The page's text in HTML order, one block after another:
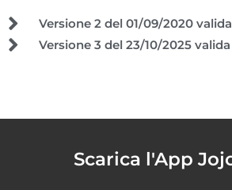
Versione 2 del 01/09/2020
Versione 3 del 23/10/2025
Scarica l'App